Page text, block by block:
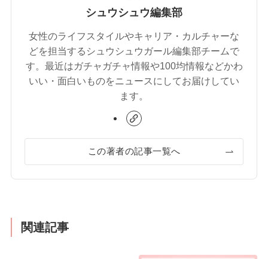
シュウシュウ編集部
女性のライフスタイルやキャリア・カルチャーな
どを担当するシュウシュウガール編集部チームで
す。最近はガチャガチャ情報や100均情報などかわ
いい・面白いものをニュースにしてお届けしてい
ます。
この著者の記事一覧へ
関連記事